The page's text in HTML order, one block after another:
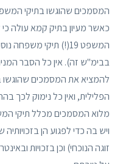
המסמכים שהוגשו בתיקי
כאשר מעיון בתיק קמא עולה
המשפט 19(!) תיקי
בבימ"ש זה). אין כל הסבר
הפלילית, ואין כל נימוק לכך
מלוא המסמכים מכלל תיקי
ויש בה כדי לפגוע הן
זוגה הנוכחי) וכן בזכויות